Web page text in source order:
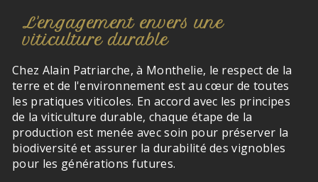
L'engagement envers une
viticulture durable
Chez Alain Patriarche, à Monthelie, le respect de la
terre et de l'environnement est au cœur de toutes
les pratiques viticoles. En accord avec les principes
de la viticulture durable, chaque étape de la
production est menée avec soin pour préserver la
biodiversité et assurer la durabilité des vignobles
pour les générations futures.